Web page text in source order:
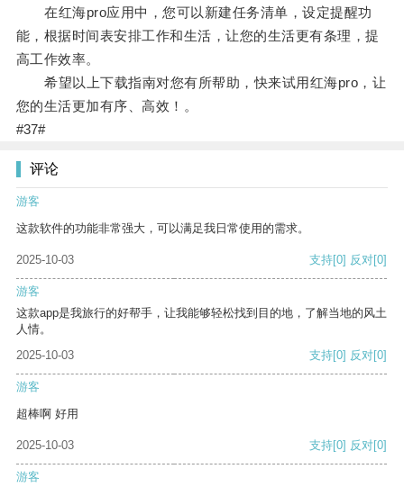
在红海pro应用中，您可以新建任务清单，设定提醒功
能，根据时间表安排工作和生活，让您的生活更有条理，提
高工作效率。
希望以上下载指南对您有所帮助，快来试用红海pro，让
您的生活更加有序、高效！。
#37#
评论
游客
这款软件的功能非常强大，可以满足我日常使用的需求。
2025-10-03 支持[0] 反对[0]
游客
这款app是我旅行的好帮手，让我能够轻松找到目的地，了解当地的风土
人情。
2025-10-03
支持[0] 反对[0]
游客
超棒啊 好用
2025-10-03 支持[0] 反对[0]
游客